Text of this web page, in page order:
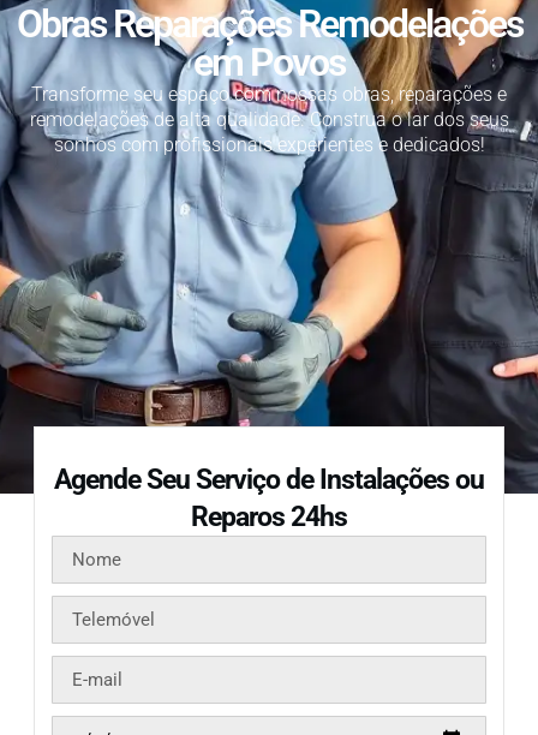
Obras Reparações Remodelações
em Povos
Transforme seu espaço com nossas obras, reparações e
remodelações de alta qualidade. Construa o lar dos seus
sonhos com profissionais experientes e dedicados!
Agende Seu Serviço de Instalações ou
Reparos 24hs